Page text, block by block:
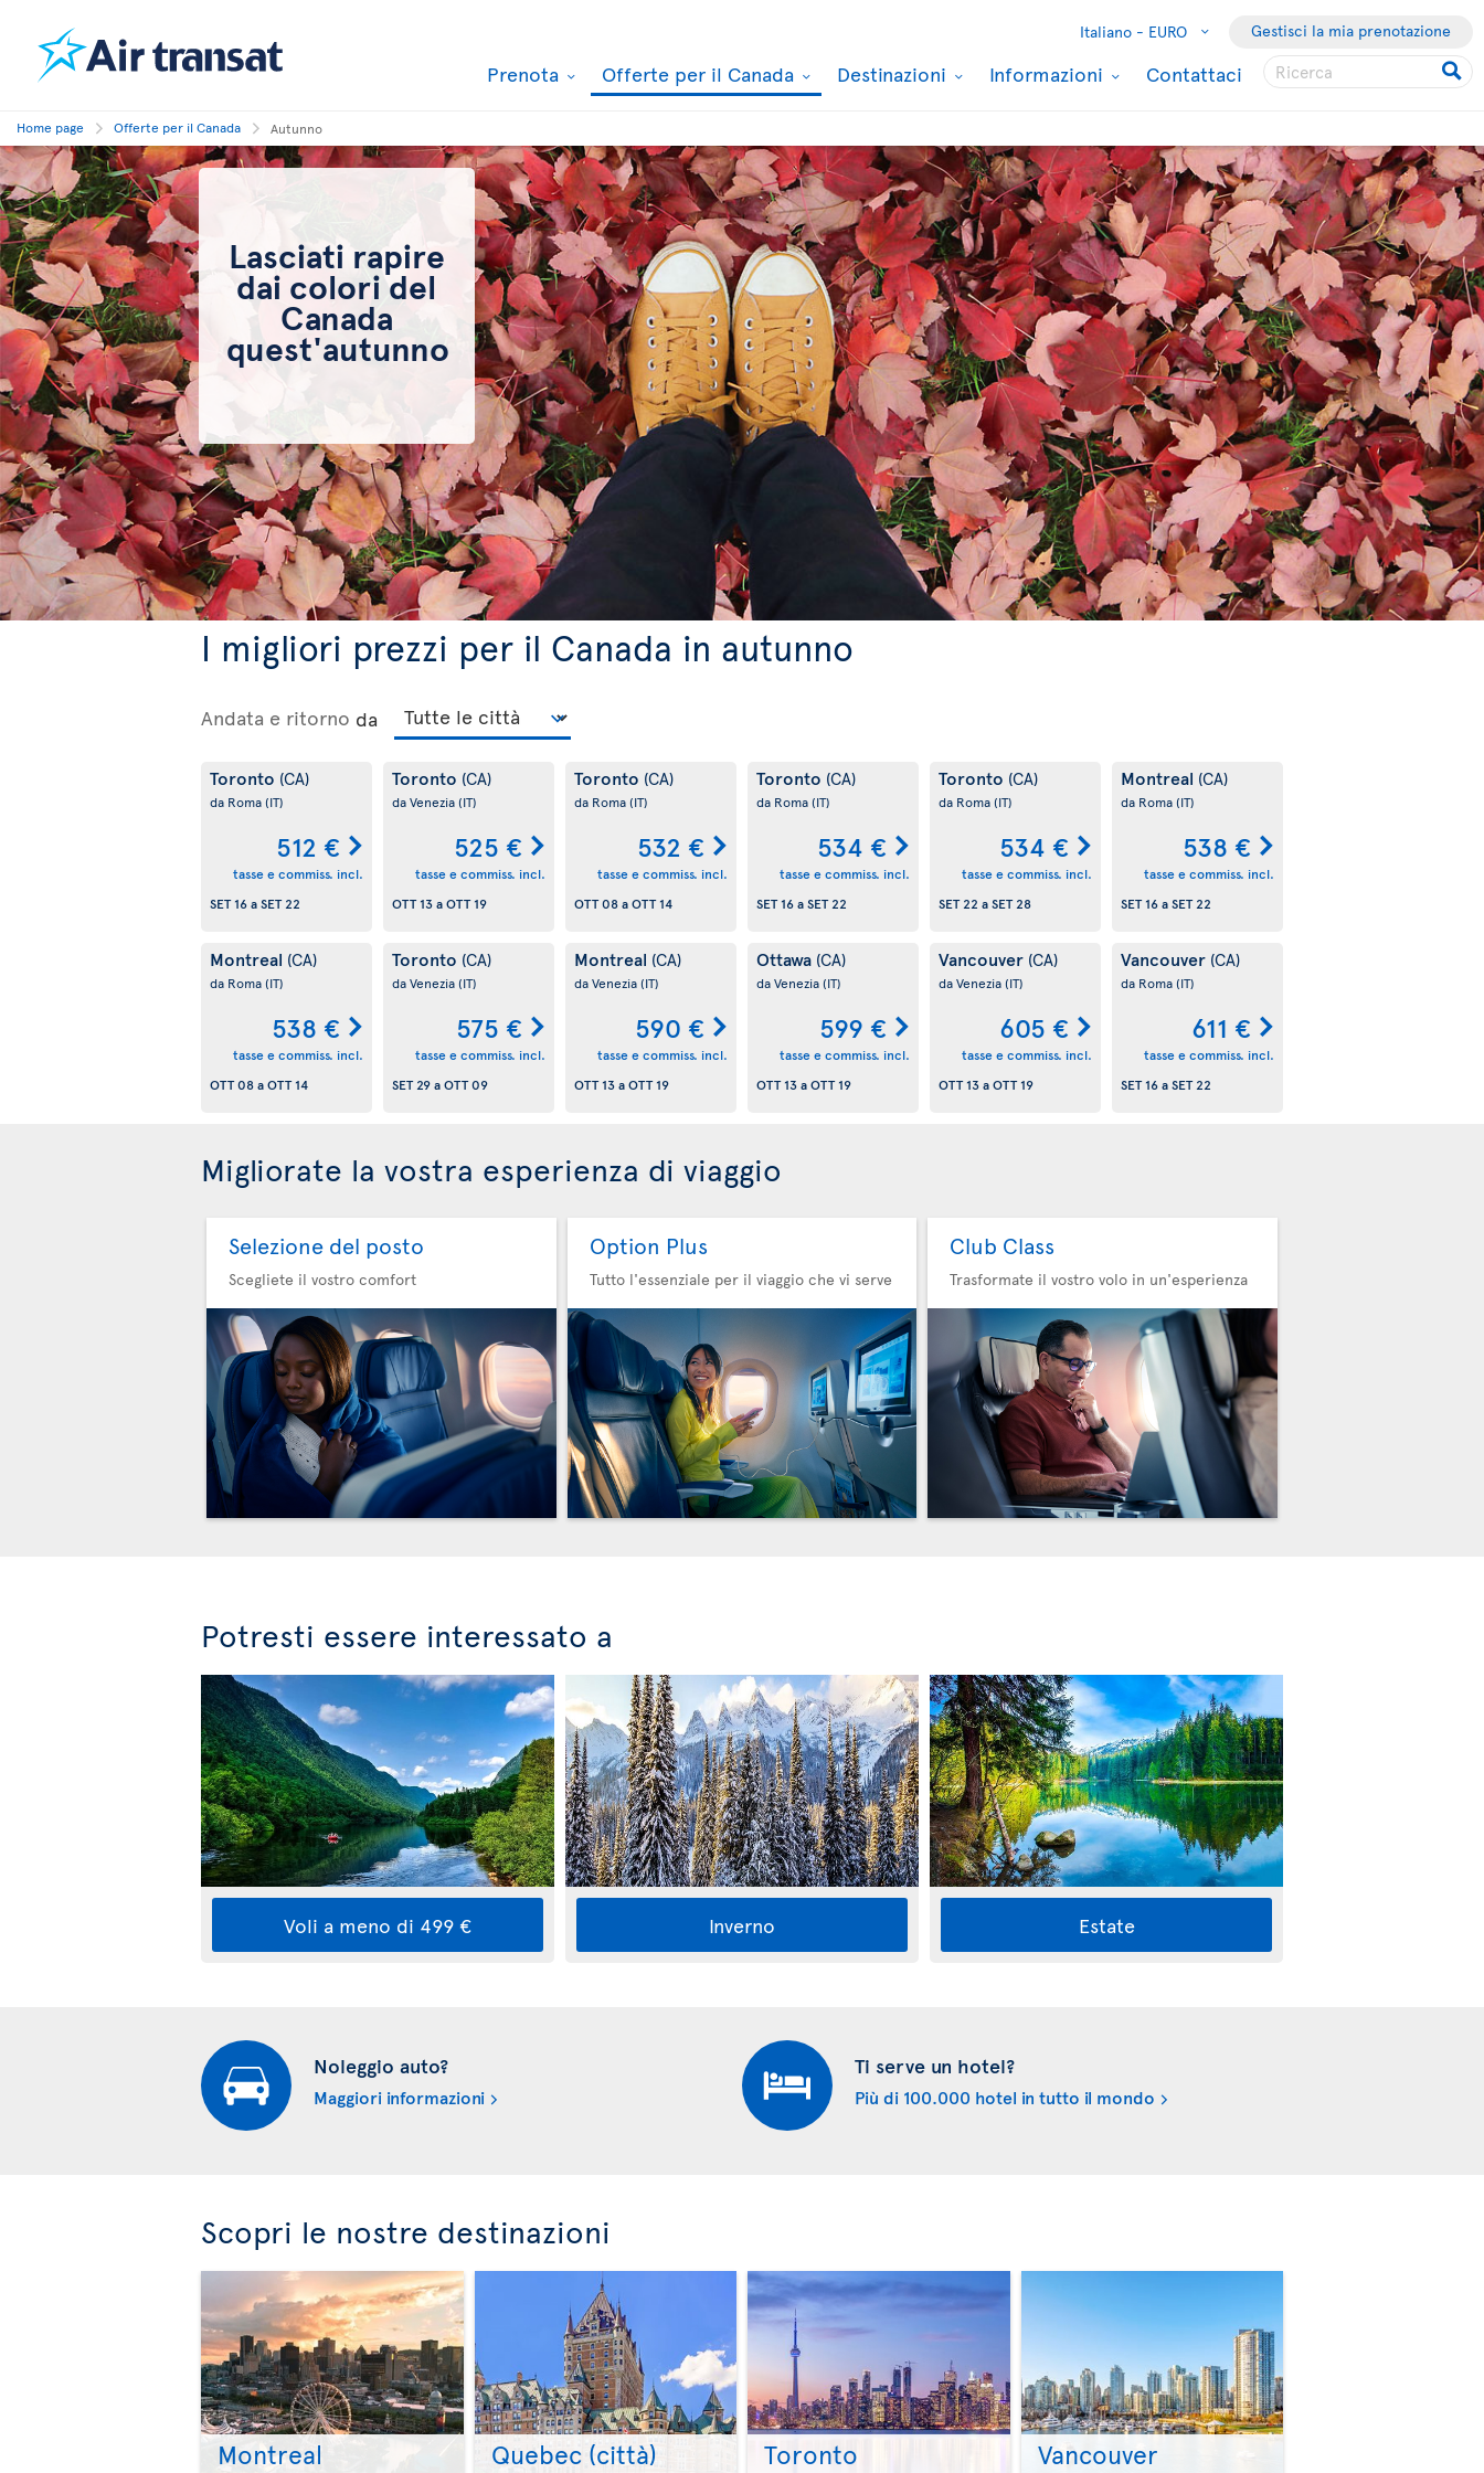
Italiano - EURO Gestisci la mia prenotazione
Prenota Offerte per il Canada Destinazioni Informazioni Contattaci
Home page Offerte per il Canada Autunno
Lasciati rapire
dai colori del
Canada
quest'autunno
I migliori prezzi per il Canada in autunno
Andata e ritorno da
Toronto (CA)
da Roma(IT)
512 €
tasse e commiss. incl.
SET 16aSET 22
Toronto (CA)
da Venezia(IT)
525 €
tasse e commiss. incl.
OTT 13aOTT 19
Toronto (CA)
da Roma(IT)
532 €
tasse e commiss. incl.
OTT 08aOTT 14
Toronto (CA)
da Roma(IT)
534 €
tasse e commiss. incl.
SET 16aSET 22
Toronto (CA)
da Roma(IT)
534 €
tasse e commiss. incl.
SET 22 aSET 28
Montreal (CA)
da Roma(IT)
538 €
tasse e commiss. incl.
SET 16aSET 22
Montreal (CA)
da Roma(IT)
538 €
tasse e commiss. incl.
OTT 08aOTT 14
Toronto (CA)
da Venezia(IT)
575 €
tasse e commiss. incl.
SET 29aOTT 09
Montreal (CA)
da Venezia(IT)
590 €
tasse e commiss. incl.
OTT 13aOTT 19
Ottawa (CA)
da Venezia(IT)
599 €
tasse e commiss. incl.
OTT 13aOTT 19
Vancouver (CA)
da Venezia(IT)
605 €
tasse e commiss. incl.
OTT 13aOTT 19
Vancouver (CA)
da Roma(IT)
611 €
tasse e commiss. incl.
SET 16aSET 22
Migliorate la vostra esperienza di viaggio
Selezione del posto
Scegliete il vostro comfort
Option Plus
Tutto l'essenziale per il viaggio che vi serve
Club Class
Trasformate il vostro volo in un'esperienza
Potresti essere interessato a
Voli a meno di 499 € Inverno Estate
Noleggio auto?
Maggiori informazioni
Ti serve un hotel?
Più di 100.000 hotel in tutto il mondo
Scopri le nostre destinazioni
Montreal Quebec (città) Toronto Vancouver